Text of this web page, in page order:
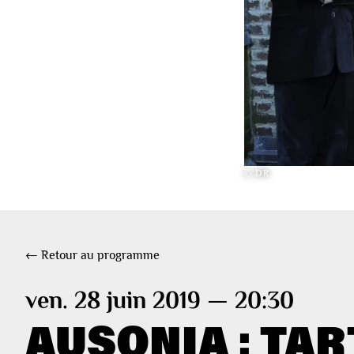
© DR
← Retour au programme
ven. 28 juin 2019 — 20:30
AUSONIA :